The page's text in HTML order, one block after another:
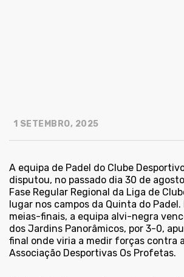
1 SETEMBRO, 2025
A equipa de Padel do Clube
disputou, no passado dia 30 de
Fase Regular Regional da Liga de
lugar nos campos da Quinta do Padel.
meias-finais, a equipa alvi-negra
dos Jardins Panorâmicos, por 3-0,
final onde viria a medir forças contra
Associação Desportivas Os Profetas.